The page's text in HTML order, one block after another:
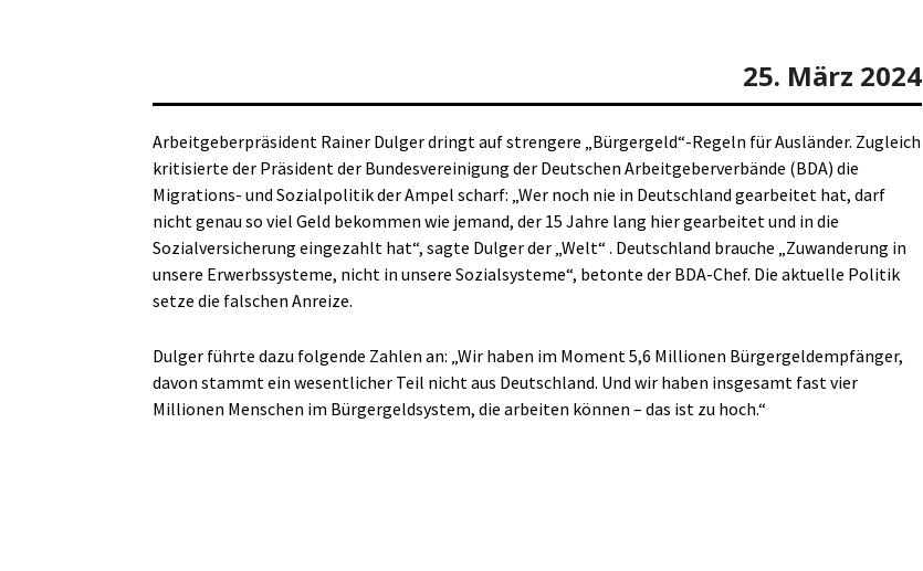
25. März 2024
Arbeitgeberpräsident Rainer Dulger dringt auf strengere „Bürgergeld“-Regeln für Ausländer. Zugleich
kritisierte der Präsident der Bundesvereinigung der Deutschen Arbeitgeberverbände (BDA) die
Migrations- und Sozialpolitik der Ampel scharf: „Wer noch nie in Deutschland gearbeitet hat, darf
nicht genau so viel Geld bekommen wie jemand, der 15 Jahre lang hier gearbeitet und in die
Sozialversicherung eingezahlt hat“, sagte Dulger der „Welt“ . Deutschland brauche „Zuwanderung in
unsere Erwerbssysteme, nicht in unsere Sozialsysteme“, betonte der BDA-Chef. Die aktuelle Politik
setze die falschen Anreize.
Dulger führte dazu folgende Zahlen an: „Wir haben im Moment 5,6 Millionen Bürgergeldempfänger,
davon stammt ein wesentlicher Teil nicht aus Deutschland. Und wir haben insgesamt fast vier
Millionen Menschen im Bürgergeldsystem, die arbeiten können – das ist zu hoch.“